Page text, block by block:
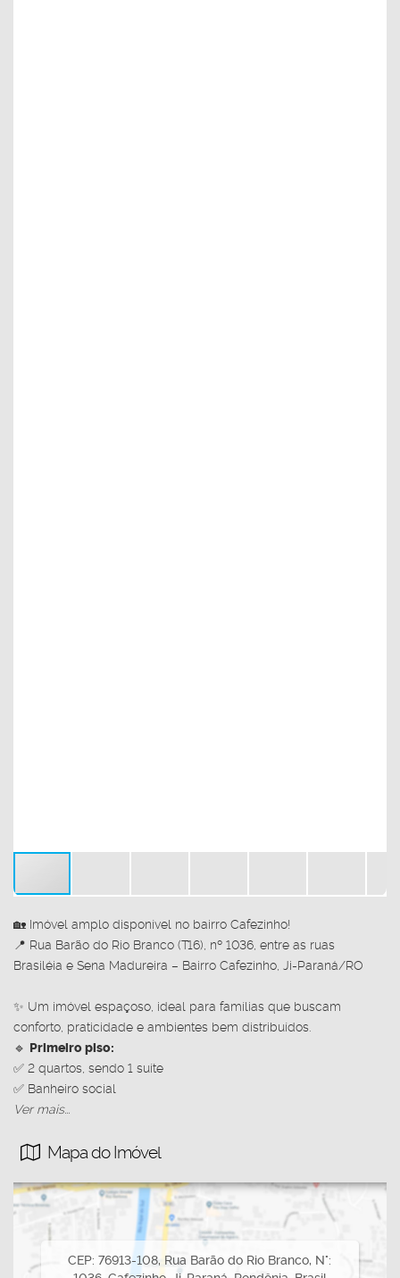
🏡 Imóvel amplo disponível no bairro Cafezinho!
📍 Rua Barão do Rio Branco (T16), nº 1036, entre as ruas
Brasiléia e Sena Madureira – Bairro Cafezinho, Ji-Paraná/RO
✨ Um imóvel espaçoso, ideal para famílias que buscam
conforto, praticidade e ambientes bem distribuídos.
🔹 Primeiro piso:
✅ 2 quartos, sendo 1 suíte
✅ Banheiro social
✅ Sala de estar
✅ Lavanderia
🔹Segundo andar:
✅ 3 quartos, sendo 1 suíte
✅ Suíte com sacada
📐 Imóvel com excelente distribuição dos ambientes,
Ver mais...
Mapa do Imóvel
CEP: 76913-108, Rua Barão do Rio Branco, N°: